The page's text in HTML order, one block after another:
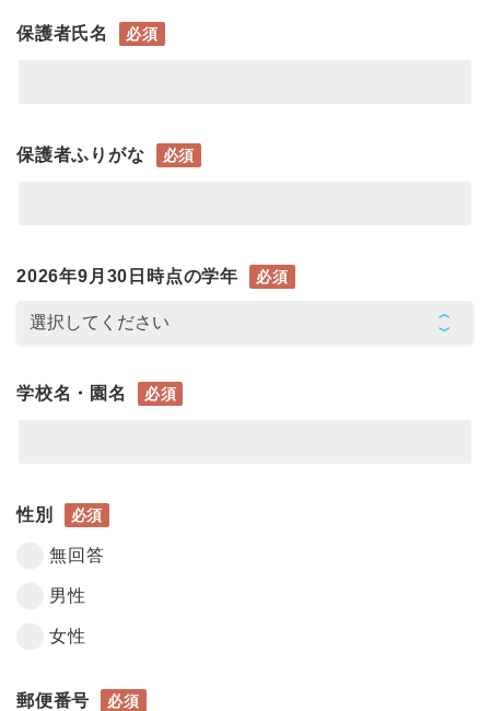
保護者氏名 必須
保護者ふりがな 必須
2026年9月30日時点の学年 必須
学校名・園名 必須
性別 必須
無回答
男性
女性
郵便番号 必須